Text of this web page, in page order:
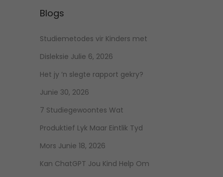
Blogs
Studiemetodes vir Kinders met
Disleksie Julie 6, 2026
Het jy ‘n slegte rapport gekry?
Junie 30, 2026
7 Studiegewoontes Wat
Produktief Lyk Maar Eintlik Tyd
Mors Junie 18, 2026
Kan ChatGPT Jou Kind Help Om